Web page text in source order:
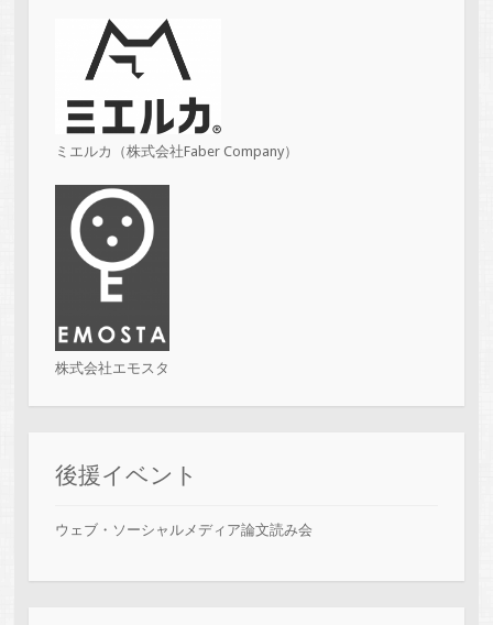
ミエルカ（株式会社Faber Company）
株式会社エモスタ
後援イベント
ウェブ・ソーシャルメディア論文読み会